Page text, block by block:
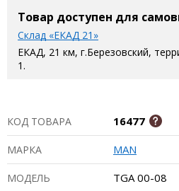
Товар доступен для
Склад «ЕКАД 21»
ЕКАД, 21 км, г.Березовский,
1.
КОД ТОВАРА 16477
МАРКА MAN
МОДЕЛЬ TGA 00-08